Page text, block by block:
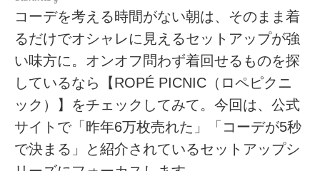
コーデを考える時間がない朝は、そのまま着
るだけでオシャレに見えるセットアップが強
い味方に。オンオフ問わず着回せるものを探
しているなら【ROPÉ PICNIC（ロペピクニ
ック）】をチェックしてみて。今回は、公式
サイトで「昨年6万枚売れた」「コーデが5秒
で決まる」と紹介されているセットアップシ